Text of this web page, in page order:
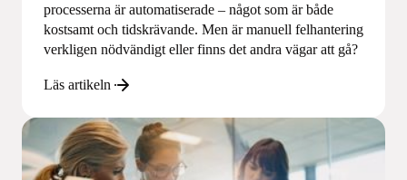
processerna är automatiserade – något som är både
kostsamt och tidskrävande. Men är manuell felhantering
verkligen nödvändigt eller finns det andra vägar att gå?
Läs artikeln